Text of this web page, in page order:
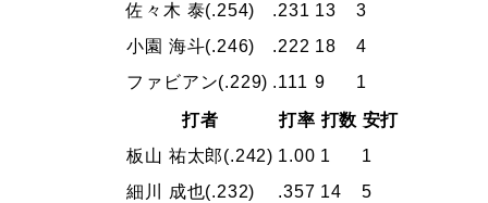
佐々木 泰(.254) .231 13
3
小園 海斗(.246) .222 18
4
ファビアン(.229) .111 9 1
打者 打率 打数 安打
板山 祐太郎(.242) 1.00 1
1
細川 成也(.232) .357 14
5